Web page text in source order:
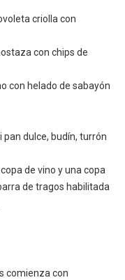
criolla con
con chips de
con helado de sabayón
dulce, budín, turrón
de vino y una copa
de tragos habilitada
comienza con